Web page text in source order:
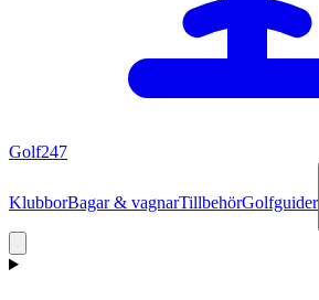
Golf247
KlubborBagar & vagnarTillbehörGolfguider